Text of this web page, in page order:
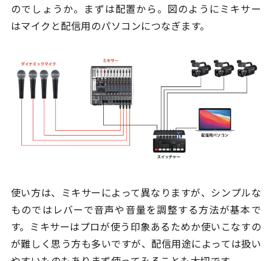
のでしょうか。まずは配置から。図のようにミキサー
はマイクと配信用のパソコンにつなぎます。
使い方は、ミキサーによって異なりますが、シンプルな
ものではレバーで音声や音量を調整する方法が基本で
す。ミキサーはプロが使う印象あるためか使いこなすの
が難しく思う方も多いですが、配信用途によっては扱い